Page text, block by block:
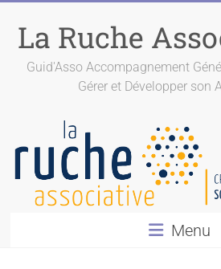
La Ruche
Guid'Asso Accompagnement
Gérer et Développer son
Menu